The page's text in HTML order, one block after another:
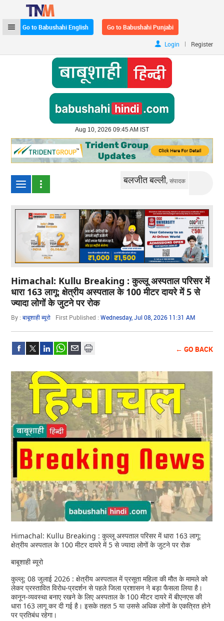
Go to Babushahi English Go to Babushahi Punjabi
Login | Register
Aug 10, 2026 09:45 AM IST
बलजीत बल्ली,संपादक
Himachal: Kullu Breaking : कुल्लू अस्पताल परिसर में
धारा 163 लागू: क्षेत्रीय अस्पताल के 100 मीटर दायरे में 5 से
ज्यादा लोगों के जुटने पर रोक
By :बाबूशाही ब्यूरो First Published :Wednesday, Jul 08, 2026 11:31 AM
← GO BACK
Himachal: Kullu Breaking : कुल्लू अस्पताल परिसर में धारा 163 लागू:
क्षेत्रीय अस्पताल के 100 मीटर दायरे में 5 से ज्यादा लोगों के जुटने पर रोक
बाबूशाही ब्यूरो
कुल्लू: 08 जुलाई 2026 : क्षेत्रीय अस्पताल में प्रसूता महिला की मौत के मामले को
लेकर प्रस्तावित विरोध-प्रदर्शन से पहले जिला प्रशासन ने बड़ा फैसला लिया है।
कानून-व्यवस्था बनाए रखने के लिए अस्पताल के 100 मीटर दायरे में बीएनएस की
धारा 163 लागू कर दी गई है। इसके तहत 5 या उससे अधिक लोगों के एकत्रित होने
पर प्रतिबंध रहेगा।